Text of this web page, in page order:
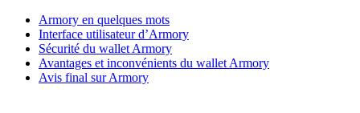
Armory en quelques mots
Interface utilisateur d’Armory
Sécurité du wallet Armory
Avantages et inconvénients du wallet Armory
Avis final sur Armory